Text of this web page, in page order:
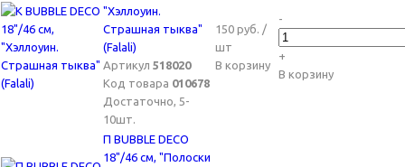
"Хэллоуин.
Страшная тыква"
(Falali)
Артикул 518020
Код товара 010678
Достаточно, 5-
10шт.
150 руб. /
шт
В корзину
-
+
В корзину
П BUBBLE DECO
18"/46 см, "Полоски